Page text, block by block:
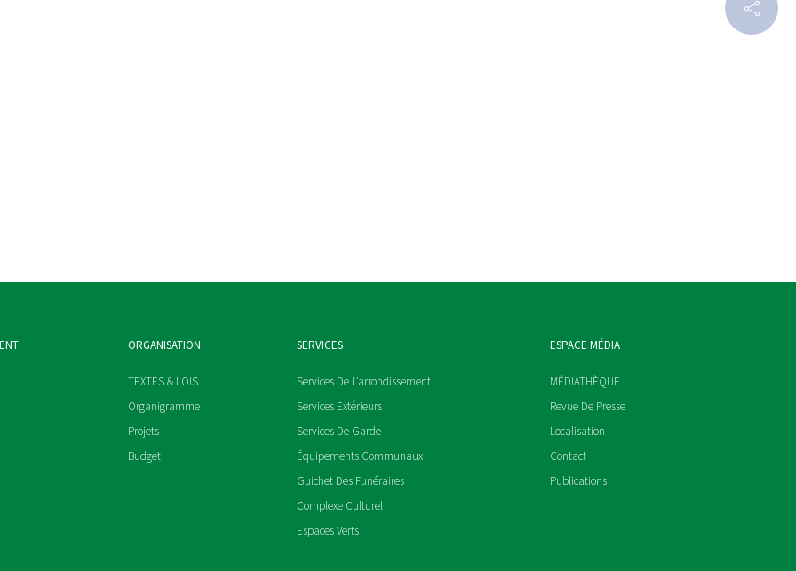
ORGANISATION
TEXTES & LOIS
Organigramme
Projets
Budget
SERVICES
Services De L’arrondissement
Services Extérieurs
Services De Garde
Équipements Communaux
Guichet Des Funéraires
Complexe Culturel
Espaces Verts
ESPACE MÉDIA
MÉDIATHÈQUE
Revue De Presse
Localisation
Contact
Publications